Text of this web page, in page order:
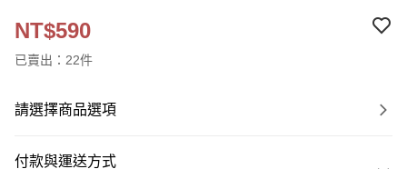
NT$590
已賣出：22件
請選擇商品選項
付款與運送方式